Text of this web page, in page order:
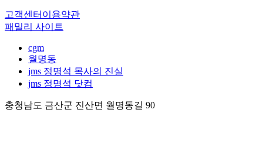
고객센터 이용약관
패밀리 사이트
cgm
월명동
jms 정명석 목사의 진실
jms 정명석 닷컴
충청남도 금산군 진산면 월명동길 90